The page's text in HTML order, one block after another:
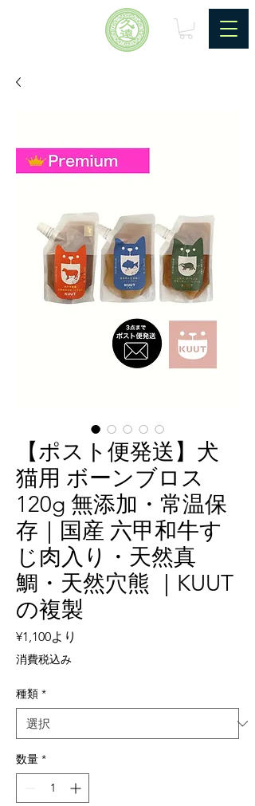
【ポスト便発送】犬
猫用 ボーンブロス
120g 無添加・常温保
存｜国産 六甲和牛す
じ肉入り・天然真
鯛・天然穴熊 ｜KUUT
の複製
¥1,100より
消費税込み
種類 *
数量 *